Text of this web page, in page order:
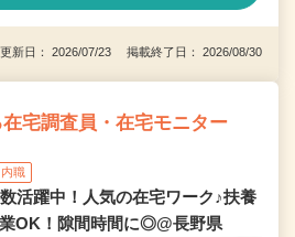
更新日： 2026/07/23 掲載終了日： 2026/08/30
宅調査員・在宅モニター
職
活躍中！人気の在宅ワーク♪扶養
OK！隙間時間に◎@長野県